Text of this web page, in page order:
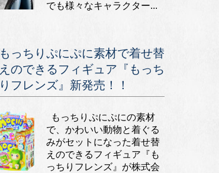
でも様々なキャラクター...
もっちりぷにぷに素材で着せ替
えのできるフィギュア『もっち
りフレンズ』新発売！！
もっちりぷにぷにの素材
で、かわいい動物と着ぐる
みがセットになった着せ替
えのできるフィギュア『も
っちりフレンズ』が株式会